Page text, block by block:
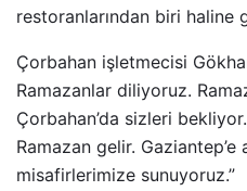
restoranlarından biri haline
Çorbahan işletmecisi
Ramazanlar diliyoruz.
Çorbahan’da sizleri
Ramazan gelir.
misafirlerimize sunuyoruz.”